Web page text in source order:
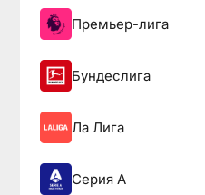
Премьер-лига
Бундеслига
Ла Лига
Серия А